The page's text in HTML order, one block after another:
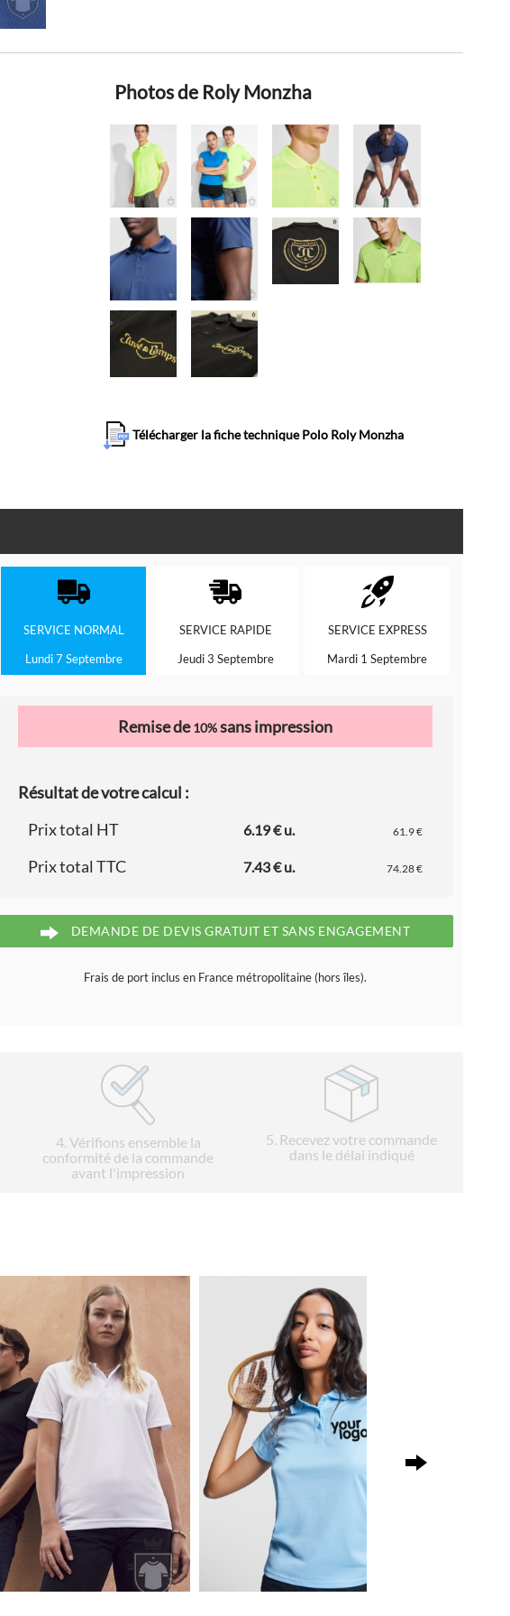
Photos de Roly Monzha
Télécharger la fiche technique Polo Roly Monzha
SERVICE NORMAL
Lundi 7 Septembre
SERVICE RAPIDE
Jeudi 3 Septembre
SERVICE EXPRESS
Mardi 1 Septembre
Remise de10%sans impression
Résultat de votre calcul :
Prix total HT
6.19 € u. 61.9 €
Prix total TTC 7.43 € u. 74.28 €
DEMANDE DE DEVIS GRATUIT ET SANS ENGAGEMENT
Frais de port inclus en France métropolitaine (hors îles).
4. Vérifions ensemble la
conformité de la commande
avant l'impression
5. Recevez votre commande
dans le délai indiqué